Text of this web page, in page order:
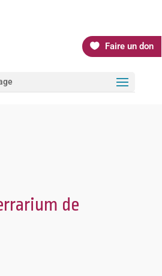
Faire un don
de